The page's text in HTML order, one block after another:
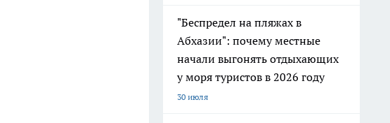
"Беспредел на пляжах в
Абхазии": почему местные
начали выгонять отдыхающих
у моря туристов в 2026 году
30 июля